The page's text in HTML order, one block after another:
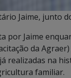
Jaime, junto
por Jaime
da
realizadas na
familiar.